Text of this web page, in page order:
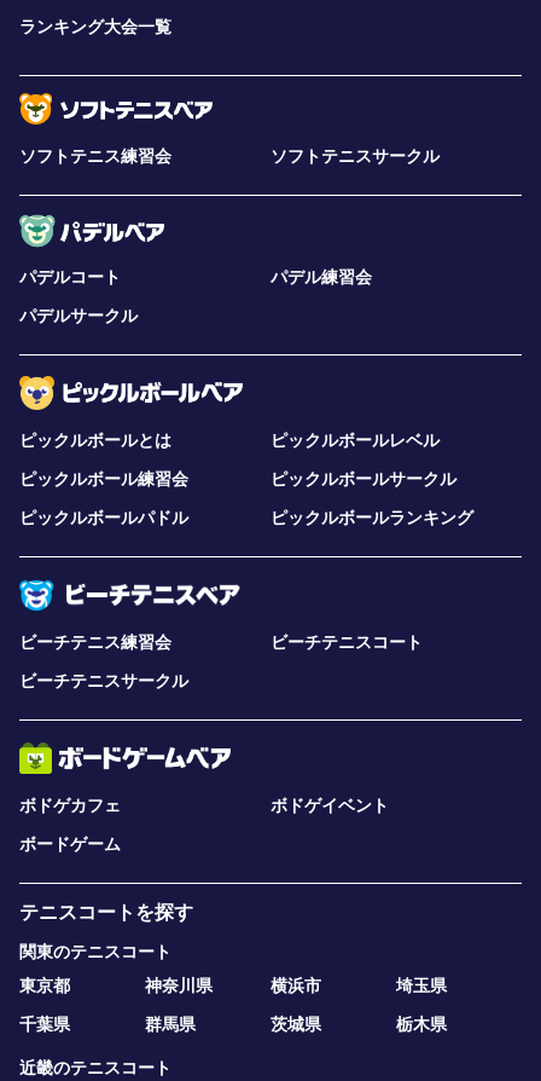
ランキング大会一覧
ソフトテニス練習会 ソフトテニスサークル
パデルコート
パデル練習会
パデルサークル
ピックルボールとは
ピックルボールレベル
ピックルボール練習会
ピックルボールサークル
ピックルボールパドル
ピックルボールランキング
ビーチテニス練習会
ビーチテニスコート
ビーチテニスサークル
ボドゲカフェ
ボドゲイベント
ボードゲーム
テニスコートを探す
関東のテニスコート
東京都
神奈川県 横浜市
埼玉県
千葉県
群馬県 茨城県 栃木県
近畿のテニスコート